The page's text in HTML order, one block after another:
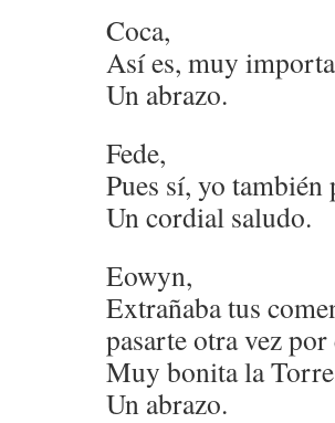
Coca,
Así es, muy
Un abrazo.
Fede,
Pues sí, yo también
Un cordial saludo.
Eowyn,
Extrañaba tus
pasarte otra vez
Muy bonita la
Un abrazo.